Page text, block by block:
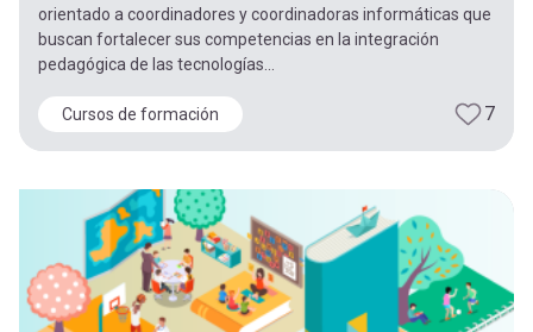
orientado a coordinadores y coordinadoras informáticas que
buscan fortalecer sus competencias en la integración
pedagógica de las tecnologías...
Cursos de formación 7